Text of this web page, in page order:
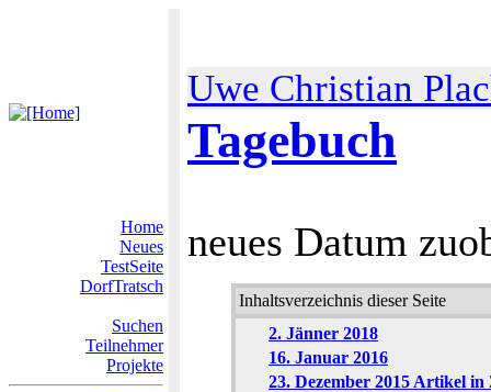
Uwe Christian
Tagebuch
Home
Neues
TestSeite
DorfTratsch
Suchen
Teilnehmer
Projekte
neues Datum
Inhaltsverzeichnis dieser Seite
2. Jänner 2018
16. Januar 2016
23. Dezember 2015 Artikel